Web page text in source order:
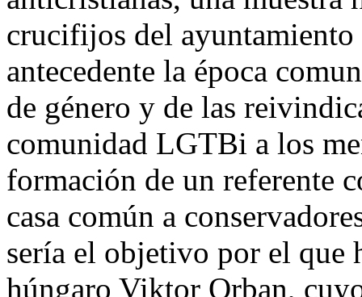
crucifijos del ayuntamiento
antecedente la época
de género y de las
comunidad LGTBi a los
formación de un referente
casa común a
sería el objetivo por el que
húngaro Viktor Orban,